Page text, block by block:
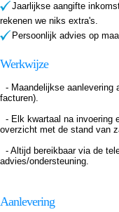
Jaarlijkse aangifte
rekenen we niks extra's.
Persoonlijk advies op
Werkwijze
- Maandelijkse aanlevering
facturen).
- Elk kwartaal na invoering
overzicht met de stand van
- Altijd bereikbaar via de
advies/ondersteuning.
Aanlevering